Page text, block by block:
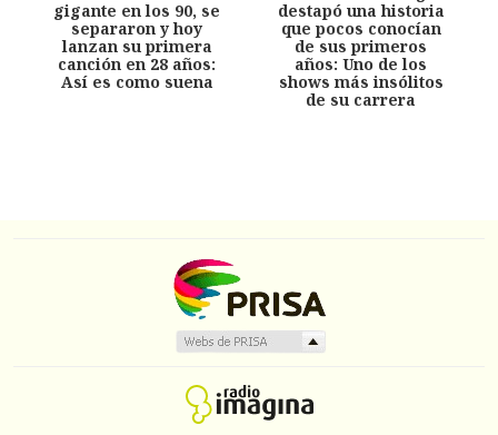
gigante en los 90, se
separaron y hoy
lanzan su primera
canción en 28 años:
Así es como suena
destapó una historia
que pocos conocían
de sus primeros
años: Uno de los
shows más insólitos
de su carrera